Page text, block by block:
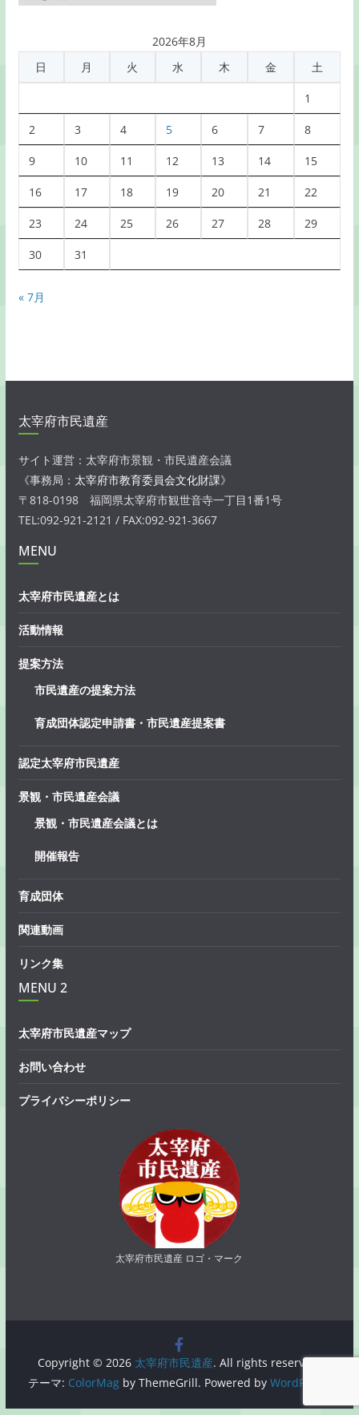
別
事
2026年8月
日
月 火 水 木 金 土
1
2 3 4 5 6 7 8
9 10 11 12 13 14 15
16 17 18 19 20 21 22
23 24 25 26 27 28 29
30 31
« 7月
太宰府市民遺産
サイト運営：太宰府市景観・市民遺産会議
《事務局： 太宰府市教育委員会文化財課》
〒818-0198 福岡県太宰府市観世音寺一丁目1番1号
TEL:092-921-2121 / FAX:092-921-3667
MENU
太宰府市民遺産とは
活動情報
提案方法
市民遺産の提案方法
育成団体認定申請書・市民遺産提案書
認定太宰府市民遺産
景観・市民遺産会議
景観・市民遺産会議とは
開催報告
育成団体
関連動画
リンク集
MENU 2
太宰府市民遺産マップ
お問い合わせ
プライバシーポリシー
太宰府市民遺産 ロゴ・マーク
Copyright © 2026 太宰府市民遺産. All rights reserved.
テーマ: ColorMagby ThemeGrill. Powered by WordPress